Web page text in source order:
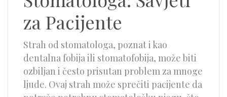
za Pacijente
Strah od stomatologa, poznat i kao
dentalna fobija ili stomatofobija, može biti
ozbiljan i često prisutan problem za mnoge
ljude. Ovaj strah može sprečiti pacijente da